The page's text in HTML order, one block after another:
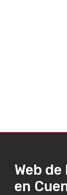
Web
en